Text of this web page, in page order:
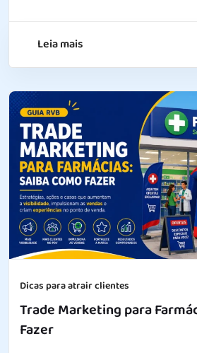
Leia mais
Dicas para atrair clientes
Trade Marketing para
Fazer